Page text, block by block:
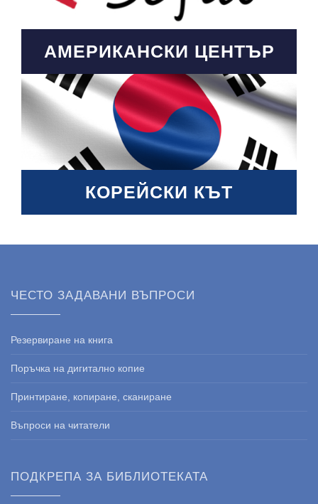
АМЕРИКАНСКИ ЦЕНТЪР
КОРЕЙСКИ КЪТ
ЧЕСТО ЗАДАВАНИ ВЪПРОСИ
Резервиране на книга
Поръчка на дигитално копие
Принтиране, копиране, сканиране
Въпроси на читатели
ПОДКРЕПА ЗА БИБЛИОТЕКАТА